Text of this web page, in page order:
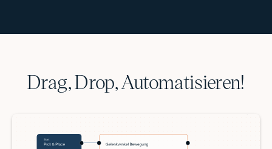
Drag, Drop, Automatisieren!